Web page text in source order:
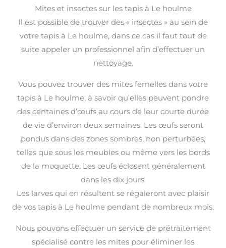
Mites et insectes sur les tapis à Le houlme
Il est possible de trouver des « insectes » au sein de
votre tapis à Le houlme, dans ce cas il faut tout de
suite appeler un professionnel afin d’effectuer un
nettoyage.
Vous pouvez trouver des mites femelles dans votre
tapis à Le houlme, à savoir qu’elles peuvent pondre
des centaines d’œufs au cours de leur courte durée
de vie d’environ deux semaines. Les œufs seront
pondus dans des zones sombres, non perturbées,
telles que sous les meubles ou même vers les bords
de la moquette. Les œufs éclosent généralement
dans les dix jours.
Les larves qui en résultent se régaleront avec plaisir
de vos tapis à Le houlme pendant de nombreux mois.
Nous pouvons effectuer un service de prétraitement
spécialisé contre les mites pour éliminer les